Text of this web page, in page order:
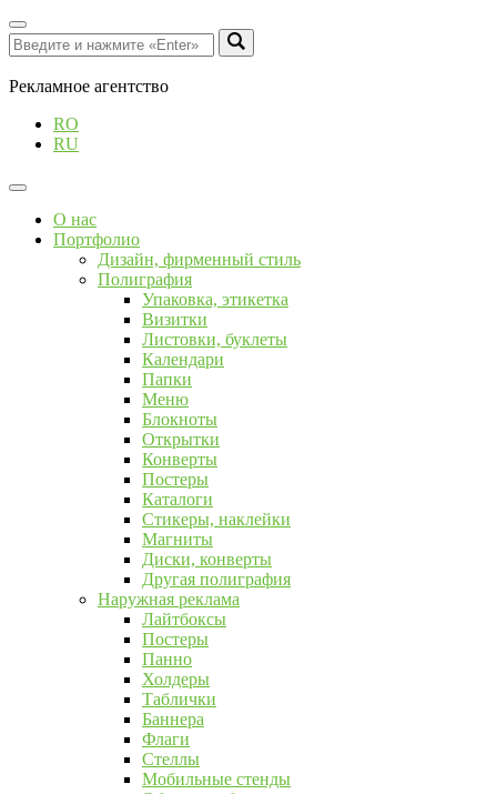
Рекламное агентство
RO
RU
О нас
Портфолио
Дизайн, фирменный стиль
Полиграфия
Упаковка, этикетка
Визитки
Листовки, буклеты
Календари
Папки
Меню
Блокноты
Открытки
Конверты
Постеры
Каталоги
Стикеры, наклейки
Магниты
Диски, конверты
Другая полиграфия
Наружная реклама
Лайтбоксы
Постеры
Панно
Холдеры
Таблички
Баннера
Флаги
Стеллы
Мобильные стенды